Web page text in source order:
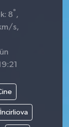
8° ,
s,
İncirliova